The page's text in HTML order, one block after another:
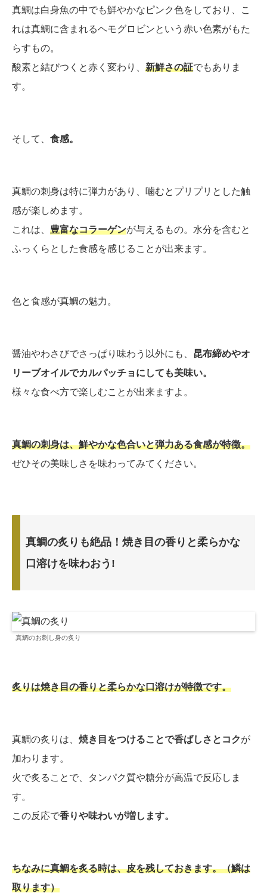
真鯛は白身魚の中でも鮮やかなピンク色をしており、こ
れは真鯛に含まれるヘモグロビンという赤い色素がもた
らすもの。
酸素と結びつくと赤く変わり、 新鮮さの証でもありま
す。
そして、 食感。
真鯛の刺身は特に弾力があり、噛むとプリプリとした触
感が楽しめます。
これは、 豊富なコラーゲンが与えるもの。水分を含むと
ふっくらとした食感を感じることが出来ます。
色と食感が真鯛の魅力。
醤油やわさびでさっぱり味わう以外にも、 昆布締めやオ
リーブオイルでカルパッチョにしても美味い。
様々な食べ方で楽しむことが出来ますよ。
真鯛の刺身は、鮮やかな色合いと弾力ある食感が特徴。
ぜひその美味しさを味わってみてください。
真鯛の炙りも絶品！焼き目の香りと柔らかな
口溶けを味わおう!
真鯛のお刺し身の炙り
炙りは焼き目の香りと柔らかな口溶けが特徴です。
真鯛の炙りは、 焼き目をつけることで香ばしさとコクが
加わります。
火で炙ることで、タンパク質や糖分が高温で反応しま
す。
この反応で香りや味わいが増します。
ちなみに真鯛を炙る時は、皮を残しておきます。（鱗は
取ります）